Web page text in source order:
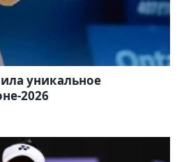
уникальное
2026